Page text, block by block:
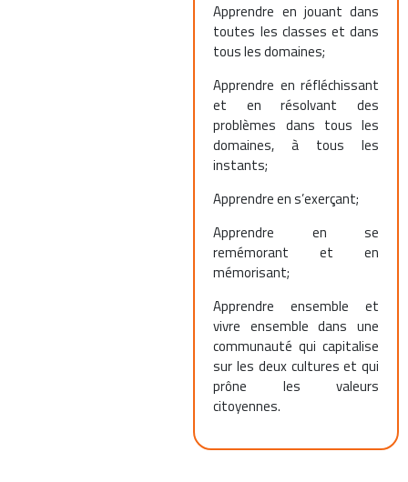
Apprendre en jouant dans
toutes les classes et dans
tous les domaines;
Apprendre en réfléchissant
et en résolvant des
problèmes dans tous les
domaines, à tous les
instants;
Apprendre en s’exerçant;
Apprendre en se
remémorant et en
mémorisant;
Apprendre ensemble et
vivre ensemble dans une
communauté qui capitalise
sur les deux cultures et qui
prône les valeurs
citoyennes.